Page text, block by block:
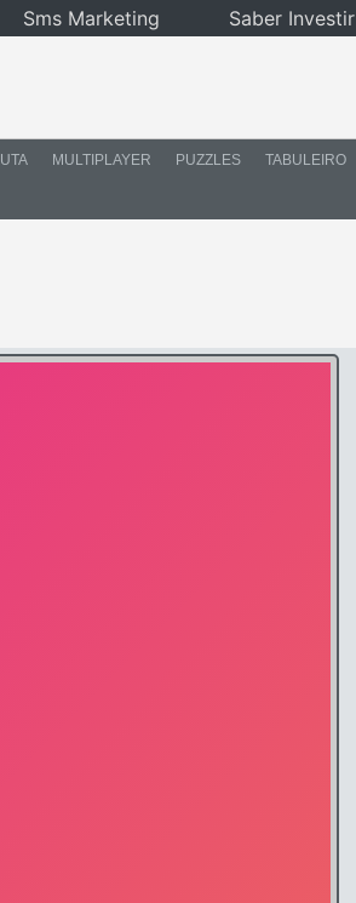
MULTIPLAYER PUZZLES TABULEIRO
Sms Marketing Saber Investir